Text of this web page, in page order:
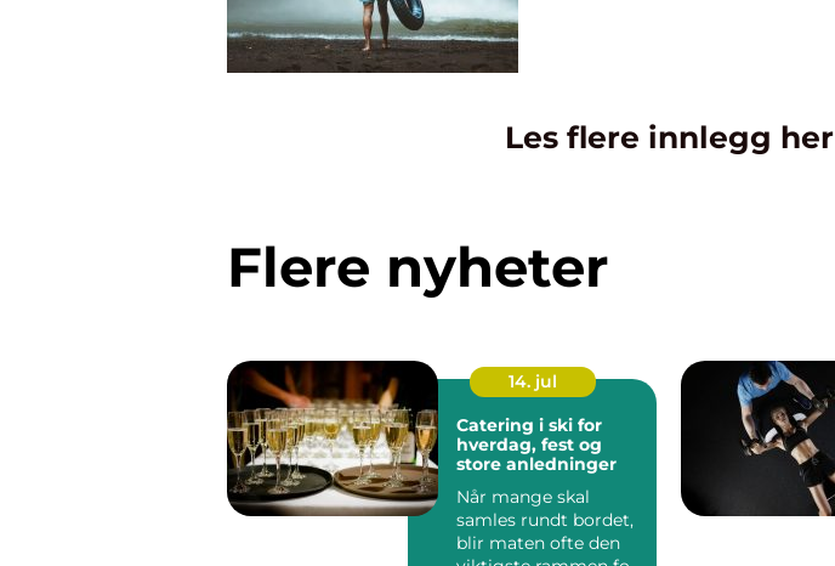
Les flere innlegg her
Flere nyheter
14. jul
Catering i ski for
hverdag, fest og
store anledninger
Når mange skal
samles rundt bordet,
blir maten ofte den